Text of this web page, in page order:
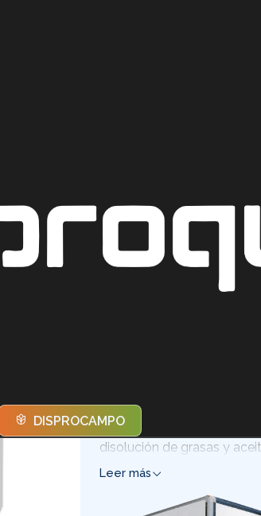
DISPROCAMPO
de sodio en agua,
ampliamente utilizada en
disolución de grasas y
Leer más